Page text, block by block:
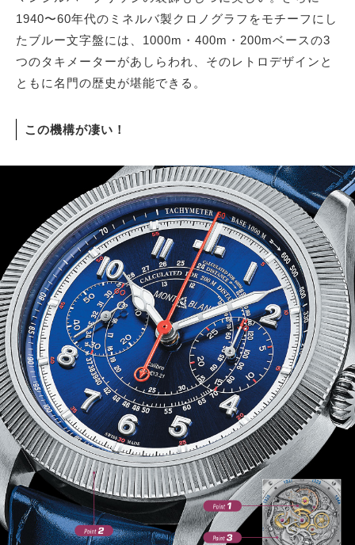
1940〜60年代のミネルバ製クロノグラフをモチーフにし
たブルー文字盤には、1000m・400m・200mベースの3
つのタキメーターがあしらわれ、そのレトロデザインと
ともに名門の歴史が堪能できる。
この機構が凄い！